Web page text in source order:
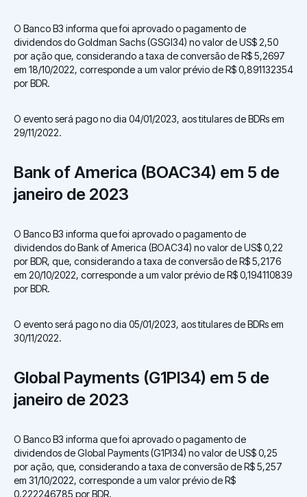
O Banco B3 informa que foi aprovado o pagamento de
dividendos do Goldman Sachs (GSGI34) no valor de US$ 2,50
por ação que, considerando a taxa de conversão de R$ 5,2697
em 18/10/2022, corresponde a um valor prévio de R$ 0,891132354
por BDR.
O evento será pago no dia 04/01/2023, aos titulares de BDRs em
29/11/2022.
Bank of America (BOAC34) em 5 de
janeiro de 2023
O Banco B3 informa que foi aprovado o pagamento de
dividendos do Bank of America (BOAC34) no valor de US$ 0,22
por BDR, que, considerando a taxa de conversão de R$ 5,2176
em 20/10/2022, corresponde a um valor prévio de R$ 0,194110839
por BDR.
O evento será pago no dia 05/01/2023, aos titulares de BDRs em
30/11/2022.
Global Payments (G1PI34) em 5 de
janeiro de 2023
O Banco B3 informa que foi aprovado o pagamento de
dividendos de Global Payments (G1PI34) no valor de US$ 0,25
por ação, que, considerando a taxa de conversão de R$ 5,257
em 31/10/2022, corresponde a um valor prévio de R$
0,222246785 por BDR.